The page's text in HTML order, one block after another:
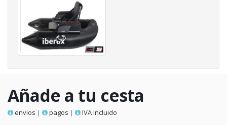
Añade a tu cesta
envios | pagos | IVA incluido